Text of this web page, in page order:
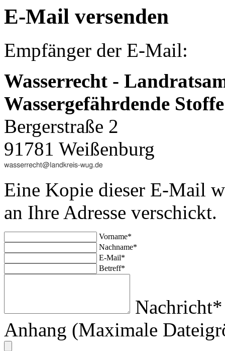
E-Mail versenden
Empfänger der E-Mail:
Wasserrecht -
Wassergefährdende
Bergerstraße 2
91781 Weißenburg
Eine Kopie dieser E-Mail
an Ihre Adresse verschickt.
Vorname*
Nachname*
E-Mail*
Betreff*
Nachricht*
Anhang (Maximale